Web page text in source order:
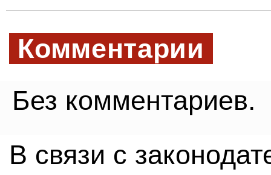
Комментарии
Без комментариев.
В связи с